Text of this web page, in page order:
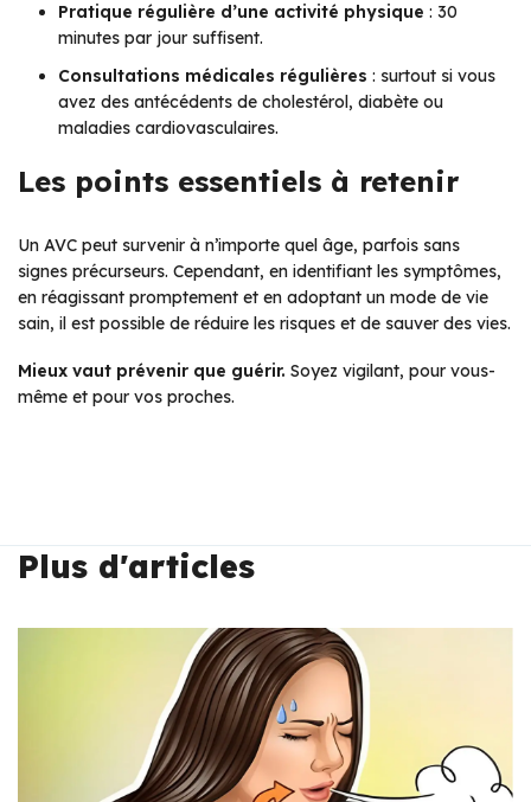
Pratique régulière d’une activité physique : 30
minutes par jour suffisent.
Consultations médicales régulières : surtout si vous
avez des antécédents de cholestérol, diabète ou
maladies cardiovasculaires.
Les points essentiels à retenir
Un AVC peut survenir à n’importe quel âge, parfois sans
signes précurseurs. Cependant, en identifiant les symptômes,
en réagissant promptement et en adoptant un mode de vie
sain, il est possible de réduire les risques et de sauver des vies.
Mieux vaut prévenir que guérir. Soyez vigilant, pour vous-
même et pour vos proches.
Plus d'articles